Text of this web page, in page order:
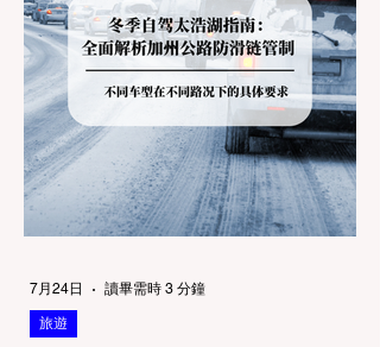
旅遊
7月24日 讀畢需時 3 分鐘